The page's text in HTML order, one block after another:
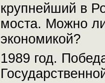
крупнейший в
моста. Можно
экономикой?
1989 год.